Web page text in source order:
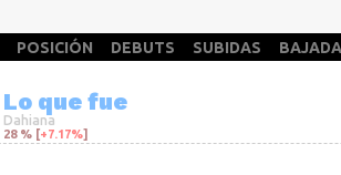
POSICIÓN DEBUTS SUBIDAS
Lo que fue
Dahiana
28 % [+7.17%]